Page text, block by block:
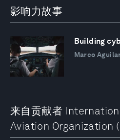
影响力故事
Building
Marco
来自贡献者
Aviation Organization